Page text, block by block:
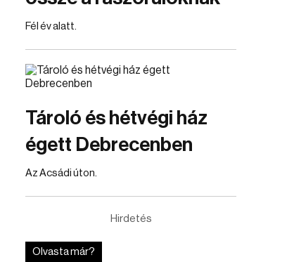
Fél év alatt.
Tároló és hétvégi ház
égett Debrecenben
Az Acsádi úton.
Hirdetés
Olvasta már?